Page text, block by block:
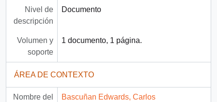
Nivel de
descripción
Documento
Volumen y
soporte
1 documento, 1 página.
ÁREA DE CONTEXTO
Nombre del
Bascuñan Edwards, Carlos